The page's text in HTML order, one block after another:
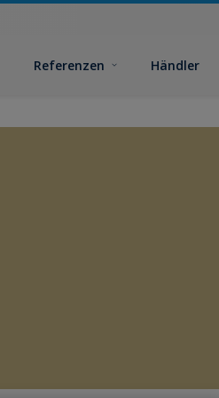
Referenzen Händler